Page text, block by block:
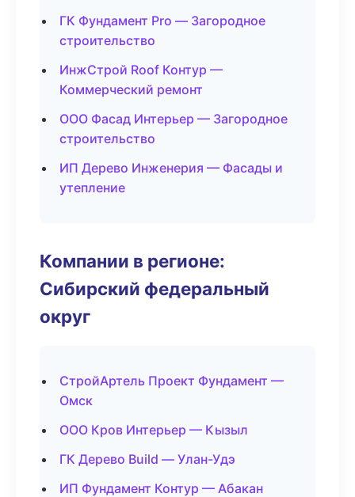
ГК Фундамент Pro — Загородное
строительство
ИнжСтрой Roof Контур —
Коммерческий ремонт
ООО Фасад Интерьер — Загородное
строительство
ИП Дерево Инженерия — Фасады и
утепление
Компании в регионе:
Сибирский федеральный
округ
СтройАртель Проект Фундамент —
Омск
ООО Кров Интерьер — Кызыл
ГК Дерево Build — Улан-Удэ
ИП Фундамент Контур — Абакан